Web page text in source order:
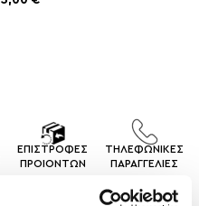
ΕΠΙΣΤΡΟΦΕΣ
ΠΡΟΙΟΝΤΩΝ
ΤΗΛΕΦΩΝΙΚΕΣ
ΠΑΡΑΓΓΕΛΙΕΣ